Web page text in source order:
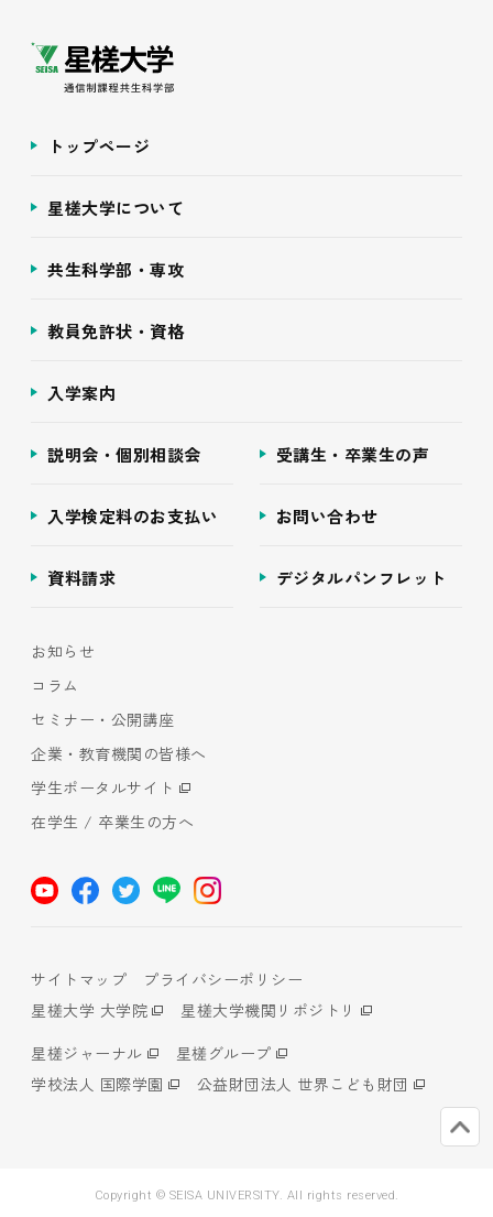
トップページ
星槎大学について
共生科学部・専攻
教員免許状・資格
入学案内
説明会・個別相談会 受講生・卒業生の声
入学検定料のお支払い お問い合わせ
資料請求 デジタルパンフレット
お知らせ
コラム
セミナー・公開講座
企業・教育機関の皆様へ
学生ポータルサイト
在学生 / 卒業生の方へ
サイトマップ
プライバシーポリシー
星槎大学 大学院
星槎大学機関リポジトリ
星槎ジャーナル
星槎グループ
学校法人 国際学園
公益財団法人 世界こども財団
Copyright © SEISA UNIVERSITY. All rights reserved.